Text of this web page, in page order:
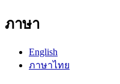
ภาษา
English
ภาษาไทย